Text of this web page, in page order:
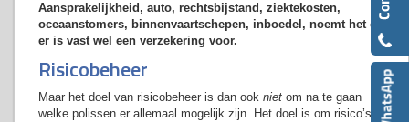
Aansprakelijkheid, auto, rechtsbijstand, ziektekosten,
oceaanstomers, binnenvaartschepen, inboedel, noemt het en
er is vast wel een verzekering voor.
Risicobeheer
Maar het doel van risicobeheer is dan ook niet om na te gaan
welke polissen er allemaal mogelijk zijn. Het doel is om risico’s in